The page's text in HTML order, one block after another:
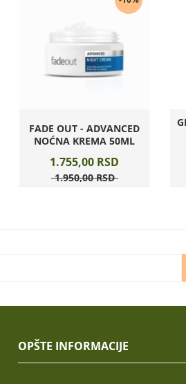
FADE OUT - ADVANCED
NOĆNA KREMA 50ML
1.755,00 RSD
1.950,00 RSD
OPŠTE INFORMACIJE